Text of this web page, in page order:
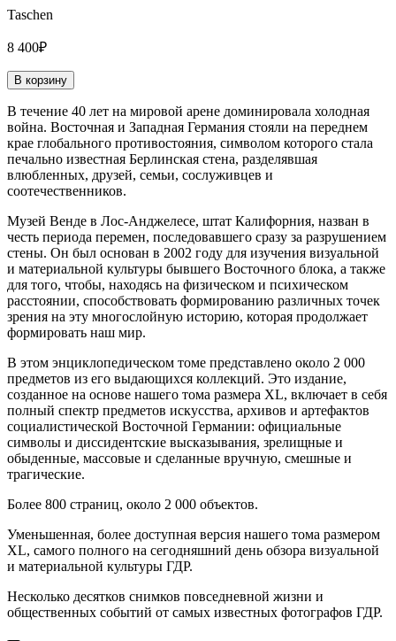
Taschen
8 400₽
В корзину
В течение 40 лет на мировой арене доминировала холодная
война. Восточная и Западная Германия стояли на переднем
крае глобального противостояния, символом которого стала
печально известная Берлинская стена, разделявшая
влюбленных, друзей, семьи, сослуживцев и
соотечественников.
Музей Венде в Лос-Анджелесе, штат Калифорния, назван в
честь периода перемен, последовавшего сразу за разрушением
стены. Он был основан в 2002 году для изучения визуальной
и материальной культуры бывшего Восточного блока, а также
для того, чтобы, находясь на физическом и психическом
расстоянии, способствовать формированию различных точек
зрения на эту многослойную историю, которая продолжает
формировать наш мир.
В этом энциклопедическом томе представлено около 2 000
предметов из его выдающихся коллекций. Это издание,
созданное на основе нашего тома размера XL, включает в себя
полный спектр предметов искусства, архивов и артефактов
социалистической Восточной Германии: официальные
символы и диссидентские высказывания, зрелищные и
обыденные, массовые и сделанные вручную, смешные и
трагические.
Более 800 страниц, около 2 000 объектов.
Уменьшенная, более доступная версия нашего тома размером
XL, самого полного на сегодняшний день обзора визуальной
и материальной культуры ГДР.
Несколько десятков снимков повседневной жизни и
общественных событий от самых известных фотографов ГДР.